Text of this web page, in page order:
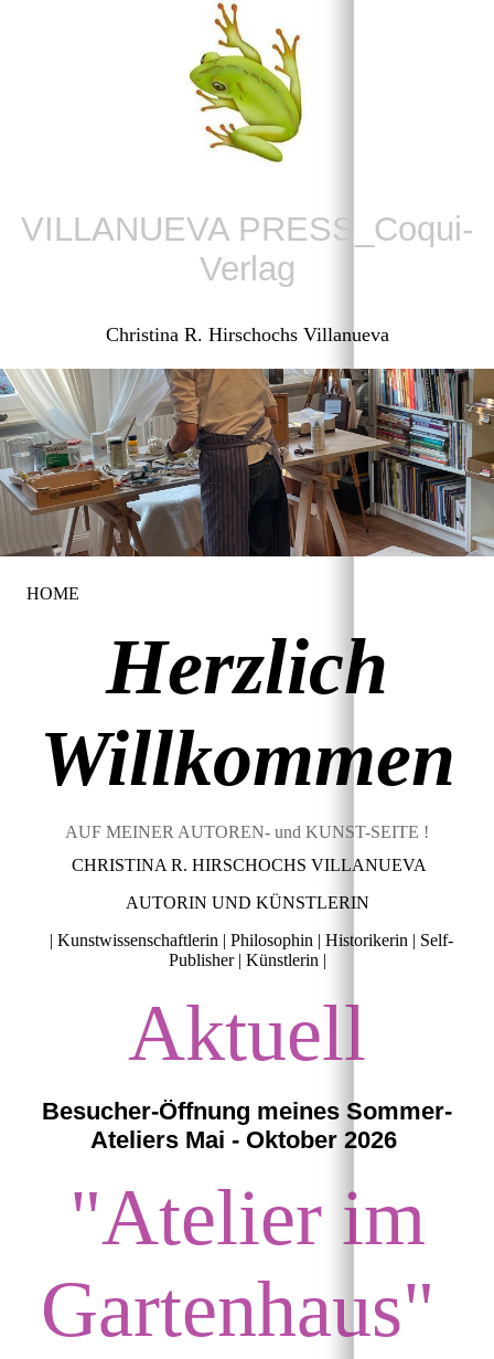
VILLANUEVA PRESS_Coqui-
Verlag
Christina R. Hirschochs Villanueva
HOME
Herzlich
Willkommen
AUF MEINER AUTOREN- und KUNST-SEITE !
CHRISTINA R. HIRSCHOCHS VILLANUEVA
AUTORIN UND KÜNSTLERIN
| Kunstwissenschaftlerin | Philosophin | Historikerin | Self-
Publisher | Künstlerin |
Aktuell
Besucher-Öffnung meines Sommer-
Ateliers Mai - Oktober 2026
"Atelier im
Gartenhaus"